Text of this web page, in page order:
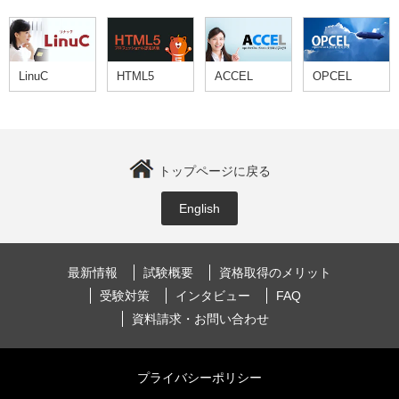
LinuC HTML5 ACCEL OPCEL
トップページに戻る
English
最新情報 試験概要
資格取得のメリット
受験対策
インタビュー
FAQ
資料請求・お問い合わせ
プライバシーポリシー